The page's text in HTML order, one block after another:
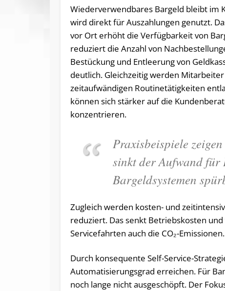
Wiederverwendbares Bargeld bleibt im
wird direkt für Auszahlungen genutzt.
vor Ort erhöht die Verfügbarkeit von
reduziert die Anzahl von
Bestückung und Entleerung von
deutlich. Gleichzeitig werden
zeitaufwändigen Routinetätigkeiten
können sich stärker auf die
konzentrieren.
Praxisbeispiele
sinkt der Aufwand
Bargeldsystemen
Zugleich werden kosten- und
reduziert. Das senkt Betriebskosten
Servicefahrten auch die CO₂-Emissionen.
Durch konsequente Self-Service-
Automatisierungsgrad erreichen. Für
noch lange nicht ausgeschöpft. Der